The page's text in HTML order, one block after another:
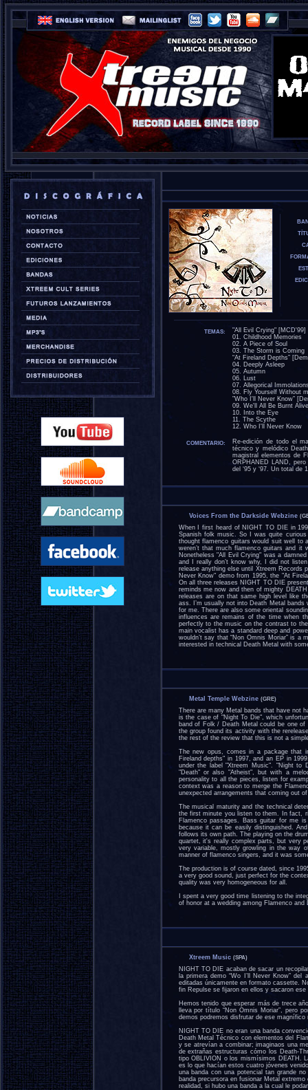
TEMAS:
"All Evil Crying" [MCD'99]
01. Childhood Memories
02. A Piece of Soul
03. The Storm is Coming
“At Fireland Depths”
04. Deeply Asleep
05. Autumn
06. Lust
07. Allegorical
08. Fly Yourself Without
”Who I'll Never Know”
09. We'll All Be Burnt Alive
10. Into the Eye
11. The Scythe
12. Who I'll Never Know
COMENTARIO:
Re-edición de todo el
técnico y melódico
magistral elementos de
ORPHANED LAND,
del ‘95 y ‘97. Un total de
Voices From the Darkside Webzine
When I first heard of NIGHT TO DIE in
Spanish folk music. So I was quite
thought flamenco guitars would suit well
weren’t that much flamenco guitars and it
Nonetheless "All Evil Crying" was a
and I really don’t know why, I did not
release anything else until Xtreem Records
Never Know" demo from 1995, the "At
On all three releases NIGHT TO DIE
reminds me now and then of mighty
releases are on that same high level like
ass. I’m usually not into Death Metal
for me. There are also some oriental
influences are remains of the time when
perfectly to the music on the contrast to
main vocalist has a standard deep and
wouldn’t say that “Non Omnis Moriar” is
interested in technical Death Metal with
Metal Temple Webzine (GRE)
There are many Metal bands that have not
is the case of "Night To Die", which
band of Folk / Death Metal could be one
the group found its activity with the
the rest of the review that this is not a
The new opus, comes in a package that
Fireland depths" in 1997, and an EP in
under the label "Xtreem Music". "Night
"Death" or also "Atheist", but with a
personality to all the pieces, listen for
context was a reason to merge the
unexpected arrangements that coming out
The musical maturity and the technical
the first minute you listen to them. In fact,
Flamenco passages. Bass guitar for me
because it can be easily distinguished.
follows its own path. The playing on the
quartet, it's really complex parts, but very
very variable, mostly growling in the way
manner of flamenco singers, and it was
The production is of course dated, since
a very good sound, just perfect for the
quality was very homogeneous for all.
I spent a very good time listening to the
of honor at a wedding among Flamenco and
Xtreem Music (SPA)
NIGHT TO DIE acaban de sacar un
la primera demo “Wo I’ll Never Know”
editadas únicamente en formato cassette.
fin Repulse se fijaron en ellos y sacaron
Hemos tenido que esperar más de trece
lleva por título “Non Omnis Moriar”, pero
demos podremos disfrutar de ese
NIGHT TO DIE no eran una banda
Death Metal Técnico con elementos del
y se atrevían a combinar; imaginaos una
de extrañas estructuras cómo los Death-
tipo OBLIVION o los mismísimos DEATH.
es lo que hacían estos cuatro jóvenes
una banda con una potencial tan grande
banda precursora en fusionar Metal
realidad, si hubo una banda a la cual le